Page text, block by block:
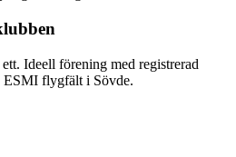
Ideell förening med registrerad
ESMI flygfält i Sövde.